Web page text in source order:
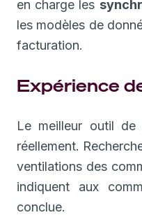
en charge les
les modèles de
facturation.
Expérience
Le meilleur outil de
réellement.
ventilations des
indiquent aux
conclue.